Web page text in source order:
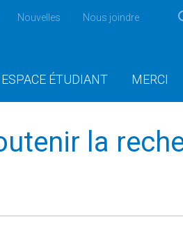
Nouvelles Nous joindre
ESPACE ÉTUDIANT MERCI
la